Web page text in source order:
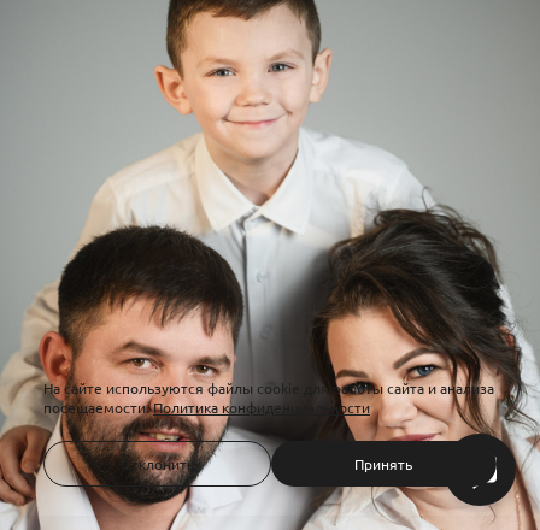
На сайте используются файлы cookie для работы сайта и анализа
посещаемости.Политика конфиденциальности
Отклонить Принять